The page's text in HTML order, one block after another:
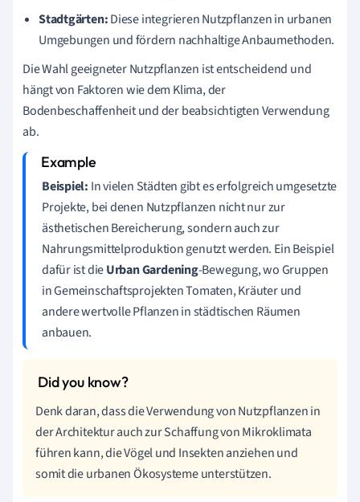
Stadtgärten:Diese integrieren Nutzpflanzen in urbanen
Umgebungen und fördern nachhaltige Anbaumethoden.
Die Wahl geeigneter Nutzpflanzen ist entscheidend und
hängt von Faktoren wie dem Klima, der
Bodenbeschaffenheit und der beabsichtigten Verwendung
ab.
Beispiel: In vielen Städten gibt es erfolgreich umgesetzte
Projekte, bei denen Nutzpflanzen nicht nur zur
ästhetischen Bereicherung, sondern auch zur
Nahrungsmittelproduktion genutzt werden. Ein Beispiel
dafür ist dieUrban Gardening-Bewegung, wo Gruppen
in Gemeinschaftsprojekten Tomaten, Kräuter und
andere wertvolle Pflanzen in städtischen Räumen
anbauen.
Denk daran, dass die Verwendung von Nutzpflanzen in
der Architektur auch zur Schaffung von Mikroklimata
führen kann, die Vögel und Insekten anziehen und
somit die urbanen Ökosysteme unterstützen.